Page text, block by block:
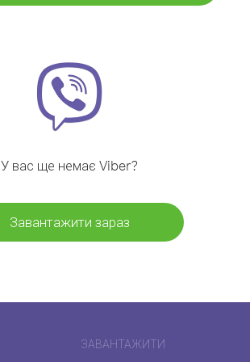
У вас ще немає Viber?
Завантажити зараз
ЗАВАНТАЖИТИ